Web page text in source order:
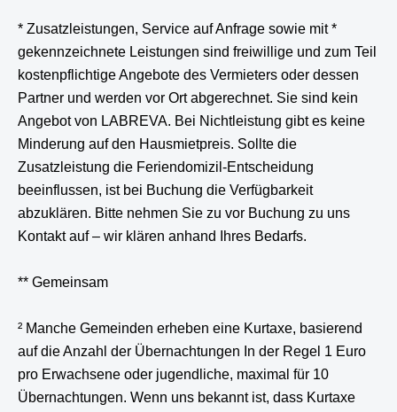
* Zusatzleistungen, Service auf Anfrage sowie mit *
gekennzeichnete Leistungen sind freiwillige und zum Teil
kostenpflichtige Angebote des Vermieters oder dessen
Partner und werden vor Ort abgerechnet. Sie sind kein
Angebot von LABREVA. Bei Nichtleistung gibt es keine
Minderung auf den Hausmietpreis. Sollte die
Zusatzleistung die Feriendomizil-Entscheidung
beeinflussen, ist bei Buchung die Verfügbarkeit
abzuklären. Bitte nehmen Sie zu vor Buchung zu uns
Kontakt auf – wir klären anhand Ihres Bedarfs.
** Gemeinsam
² Manche Gemeinden erheben eine Kurtaxe, basierend
auf die Anzahl der Übernachtungen In der Regel 1 Euro
pro Erwachsene oder jugendliche, maximal für 10
Übernachtungen. Wenn uns bekannt ist, dass Kurtaxe